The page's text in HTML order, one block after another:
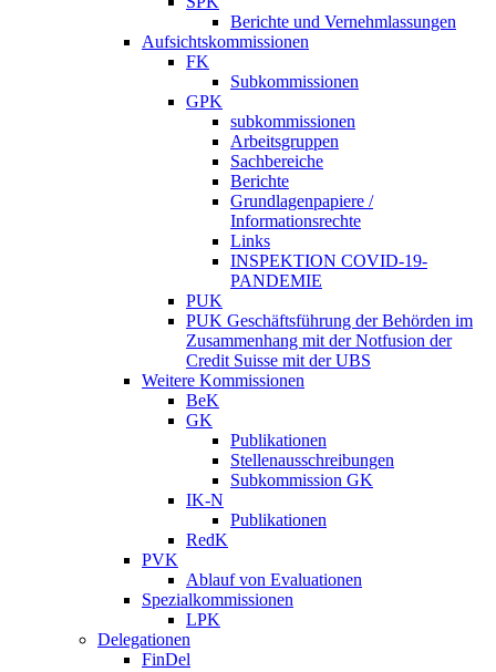
Berichte und Vernehmlassungen
Aufsichtskommissionen
FK
Subkommissionen
GPK
subkommissionen
Arbeitsgruppen
Sachbereiche
Berichte
Grundlagenpapiere /
Informationsrechte
Links
INSPEKTION COVID-19-
PANDEMIE
PUK
PUK Geschäftsführung der Behörden im
Zusammenhang mit der Notfusion der
Credit Suisse mit der UBS
Weitere Kommissionen
BeK
GK
Publikationen
Stellenausschreibungen
Subkommission GK
IK-N
Publikationen
RedK
PVK
Ablauf von Evaluationen
Spezialkommissionen
LPK
Delegationen
FinDel